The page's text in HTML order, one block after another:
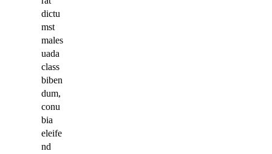
dictu
mst
males
uada
class
biben
dum,
conu
bia
eleife
nd